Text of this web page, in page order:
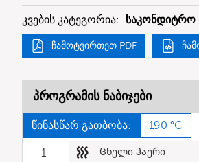
კვების კატეგორია: საკონდიტრო
ჩამოტვირთეთ PDF
პროგრამის ნაბიჯები
წინასწარ გათბობა: 190 °C
1 Ცხელი ჰაერი